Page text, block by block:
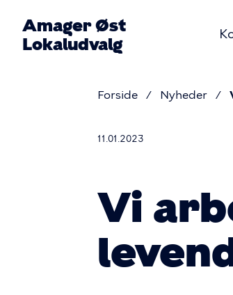
hovedindhold
Amager Øst
Lokaludvalg
Forside Nyheder
11.01.2023
Vi